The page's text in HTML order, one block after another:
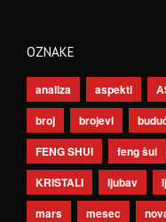
OZNAKE
analiza aspekti
broj
brojevi
FENG SHUI
feng šui
KRISTALI
ljubav
mars
mesec